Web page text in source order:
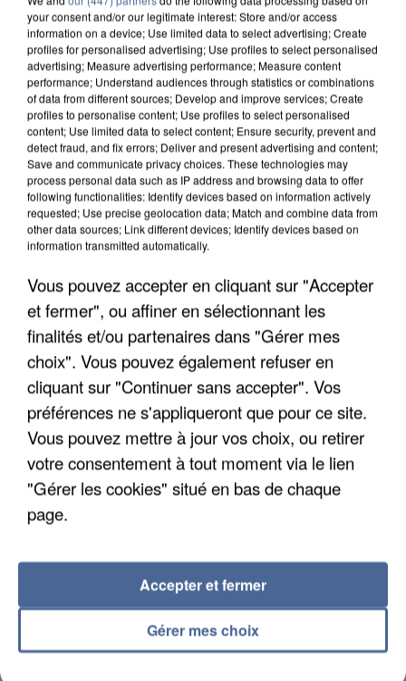
APRÈS TOUTES CES CANICULES, LES REFUGES
DE FAUNE SAUVAGE SONT...
L’UN DES FONDATEURS SUPPOSÉS DE LA DZ
MAFIA INTERPELLÉ EN ALGÉRIE
your consent and/or our legitimate interest: Store and/or access
information on a device; Use limited data to select advertising; Create
profiles for personalised advertising; Use profiles to select personalised
advertising; Measure advertising performance; Measure content
performance; Understand audiences through statistics or combinations
of data from different sources; Develop and improve services; Create
profiles to personalise content; Use profiles to select personalised
content; Use limited data to select content; Ensure security, prevent and
detect fraud, and fix errors; Deliver and present advertising and content;
Save and communicate privacy choices. These technologies may
process personal data such as IP address and browsing data to offer
following functionalities: Identify devices based on information actively
requested; Use precise geolocation data; Match and combine data from
other data sources; Link different devices; Identify devices based on
information transmitted automatically.
Vous pouvez accepter en cliquant sur "Accepter
et fermer", ou affiner en sélectionnant les
finalités et/ou partenaires dans "Gérer mes
choix". Vous pouvez également refuser en
cliquant sur "Continuer sans accepter". Vos
préférences ne s'appliqueront que pour ce site.
Vous pouvez mettre à jour vos choix, ou retirer
votre consentement à tout moment via le lien
"Gérer les cookies" situé en bas de chaque
page.
Gérer mes choix
Accepter et fermer